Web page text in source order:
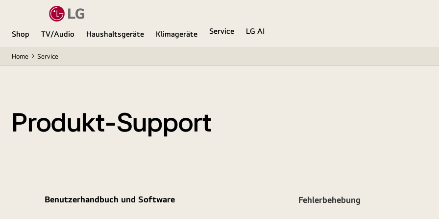
Shop TV/Audio Haushaltsgeräte Klimageräte Service
LG AI
Home Service
Produkt-Support
Benutzerhandbuch und Software Fehlerbehebung